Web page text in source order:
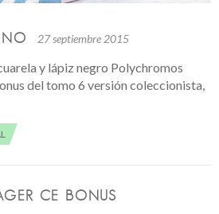
27 septiembre 2015
y lápiz negro Polychromos
del tomo 6 versión coleccionista,
CE BONUS